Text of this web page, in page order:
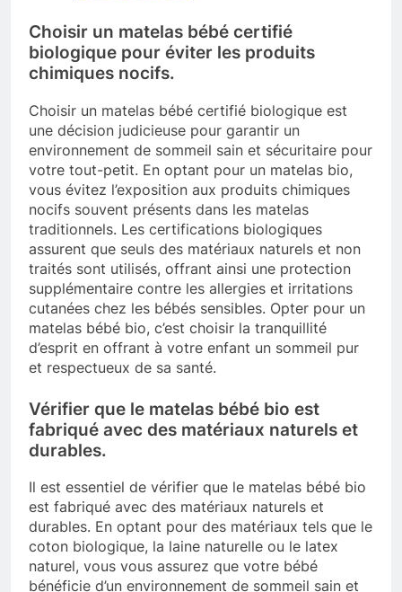
Choisir un matelas bébé certifié
biologique pour éviter les produits
chimiques nocifs.
Choisir un matelas bébé certifié biologique est
une décision judicieuse pour garantir un
environnement de sommeil sain et sécuritaire pour
votre tout-petit. En optant pour un matelas bio,
vous évitez l’exposition aux produits chimiques
nocifs souvent présents dans les matelas
traditionnels. Les certifications biologiques
assurent que seuls des matériaux naturels et non
traités sont utilisés, offrant ainsi une protection
supplémentaire contre les allergies et irritations
cutanées chez les bébés sensibles. Opter pour un
matelas bébé bio, c’est choisir la tranquillité
d’esprit en offrant à votre enfant un sommeil pur
et respectueux de sa santé.
Vérifier que le matelas bébé bio est
fabriqué avec des matériaux naturels et
durables.
Il est essentiel de vérifier que le matelas bébé bio
est fabriqué avec des matériaux naturels et
durables. En optant pour des matériaux tels que le
coton biologique, la laine naturelle ou le latex
naturel, vous vous assurez que votre bébé
bénéficie d’un environnement de sommeil sain et